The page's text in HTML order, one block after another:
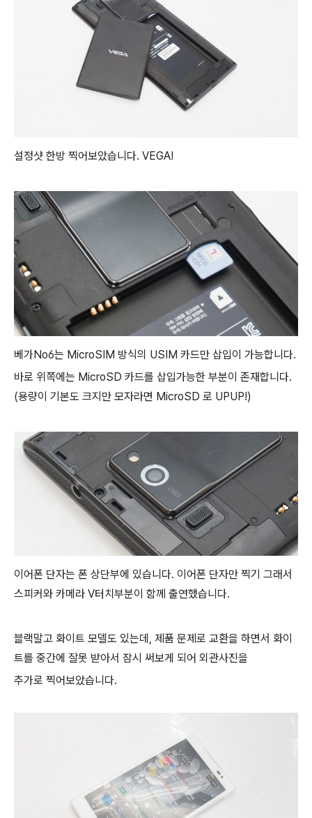
설정샷 한방 찍어보았습니다. VEGA!
베가No6는 MicroSIM 방식의 USIM 카드만 삽입이 가능합니다.
바로 위쪽에는 MicroSD 카드를 삽입가능한 부분이 존재합니다.
(용량이 기본도 크지만 모자라면 MicroSD 로 UPUP!)
이어폰 단자는 폰 상단부에 있습니다. 이어폰 단자만 찍기 그래서
스피커와 카메라 V터치부분이 함께 출연했습니다.
블랙말고 화이트 모델도 있는데, 제품 문제로 교환을 하면서 화이
트를 중간에 잘못 받아서 잠시 써보게 되어 외관사진을
추가로 찍어보았습니다.